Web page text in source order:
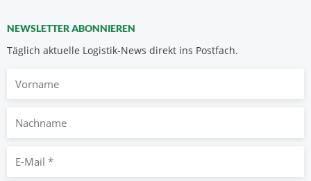
NEWSLETTER ABONNIEREN
Täglich aktuelle Logistik-News direkt ins Postfach.
Nachname
Mail